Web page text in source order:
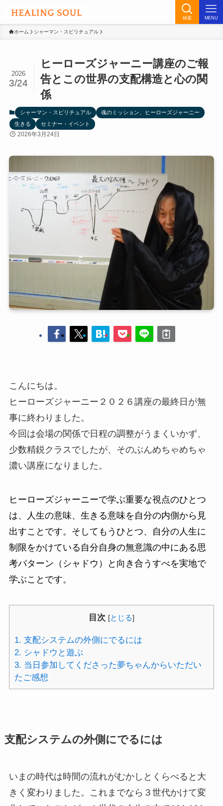
検索 MENU
ホーム シャーマン・スピリチュアル
ヒーローズジャーニー講座のご報
告とこの世界の支配構造と心の関
係
2026
3/24
シャーマン・スピリチュアル
魂のミッション、ヒーローズジャーニー
生きる
セミナー・イベント
2026年3月24日
こんにちは。
ヒーローズジャーニー２０２６講座の最終日が無
事に終わりました。
今回は会場の関係で日程の調整がうまくいかず、
少数精鋭クラスでしたが、そのぶんめちゃめちゃ
濃い講座になりました。
ヒーローズジャーニーで学ぶ重要な視点のひとつ
は、人生の意味、生きる意味を自分の内側から見
出すことです。そしてもうひとつ、自分の人生に
制限をかけている自分自身の無意識の中にある思
考パターン（シャドウ）と向き合うすべを実地で
学ぶことです。
目次 [とじる]
1. 支配システムの外側にでるには
2. シャドウと遊ぶ
3. 当日参加してくださった夢ちゃんからいただい
たご感想
支配システムの外側にでるには
いまの時代は時間の流れがむかしとくらべると大
きく変わりました。これまでなら３世代かけて変